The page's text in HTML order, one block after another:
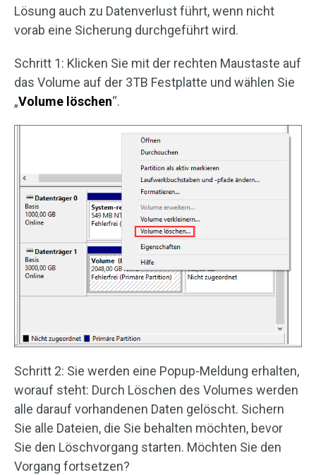
Lösung auch zu Datenverlust führt, wenn nicht
vorab eine Sicherung durchgeführt wird.
Schritt 1: Klicken Sie mit der rechten Maustaste auf
das Volume auf der 3TB Festplatte und wählen Sie
„Volume löschen“.
Schritt 2: Sie werden eine Popup-Meldung erhalten,
worauf steht: Durch Löschen des Volumes werden
alle darauf vorhandenen Daten gelöscht. Sichern
Sie alle Dateien, die Sie behalten möchten, bevor
Sie den Löschvorgang starten. Möchten Sie den
Vorgang fortsetzen?